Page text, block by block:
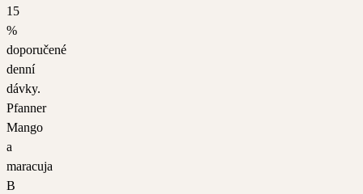
15
%
doporučené
denní
dávky.
Pfanner
Mango
a
maracuja
B